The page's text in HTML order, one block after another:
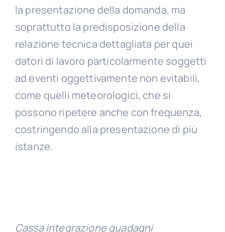
la presentazione della domanda, ma
soprattutto la predisposizione della
relazione tecnica dettagliata per quei
datori di lavoro particolarmente soggetti
ad eventi oggettivamente non evitabili,
come quelli meteorologici, che si
possono ripetere anche con frequenza,
costringendo alla presentazione di più
istanze.
Cassa integrazione guadagni